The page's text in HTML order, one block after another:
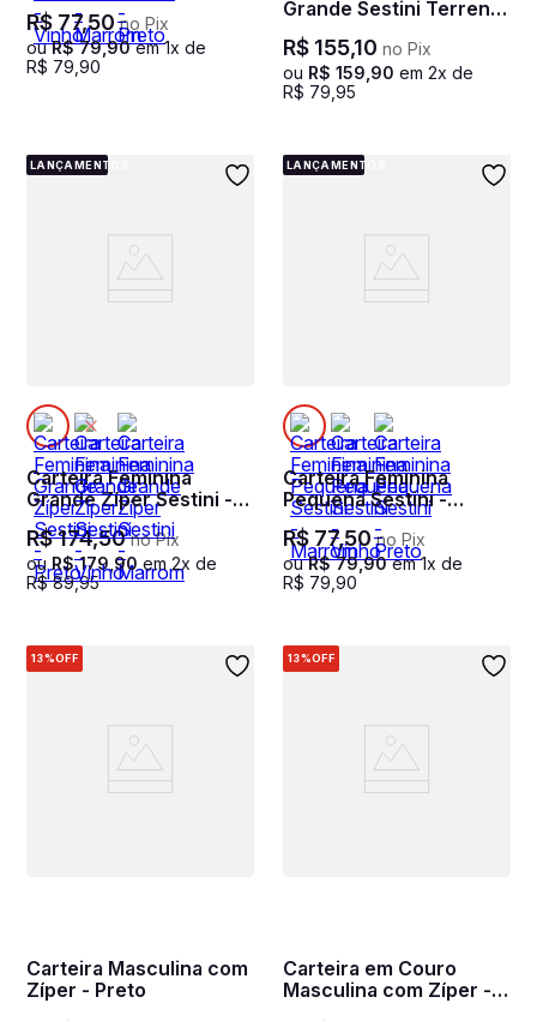
R$ 77,50no Pix
ouR$ 79,90em1x de
R$ 79,90
Grande Sestini Terrene
- Marrom
R$ 155,10 no Pix
ou R$ 159,90 em 2x de
R$ 79,95
LANÇAMENTOS
Carteira Feminina
Grande Zíper Sestini -
Preto
R$174,50no Pix
ouR$ 179,90em2x de
R$ 89,95
LANÇAMENTOS
Carteira Feminina
Pequena Sestini -
Marrom
R$ 77,50no Pix
ouR$ 79,90em1x de
R$ 79,90
13%OFF
Carteira Masculina com
Zíper - Preto
13%OFF
Carteira em Couro
Masculina com Zíper -